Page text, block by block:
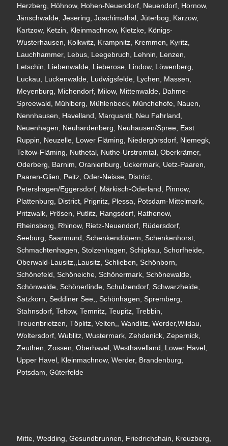
Herzberg, Höhnow, Hohen-Neuendorf, Neuendorf, Hornow,
Jänschwalde, Jesering, Joachimsthal, Jüterbog, Karzow,
Kartzow, Ketzin, Kleinmachnow, Kletzke, Königs-
Wusterhausen, Kolkwitz, Krampnitz, Kremmen, Kyritz,
Lauchhammer, Lebus, Leegebruch, Lehnin, Lenzen,
Letschin, Liebenwalde, Lieberose, Lindow, Löwenberg,
Luckau, Luckenwalde, Ludwigsfelde, Lychen, Massen,
Meyenburg, Michendorf, Milow, Mittenwalde, Dahme-
Spreewald, Mühlberg, Mühlenbeck, Münchehofe, Nauen,
Nennhausen, Havelland, Marquardt, Neu Fahrland,
Neuenhagen, Neuhardenberg, Neuhausen/Spree, East
Ruppin, Neuzelle, Lower Fläming, Niedergörsdorf, Niemegk,
Teltow-Fläming, Nuthetal, Nuthe-Urstromtal, Oberkrämer,
Oderberg, Barnim, Oranienburg, Uckermark, Uetz-Paaren,
Paaren-Glien, Peitz, Oder-Neisse, District,
Petershagen/Eggersdorf, Märkisch-Oderland, Pinnow,
Plattenburg, District, Prignitz, Plessa, Potsdam-Mittelmark,
Pritzwalk, Prösen, Putlitz, Rangsdorf, Rathenow,
Rheinsberg, Rhinow, Rietz-Neuendorf, Rüdersdorf,
Seeburg, Saarmund, Schenkendöbern, Schenkenhorst,
Schmachtenhagen, Stolzenhagen, Schipkau, Schorfheide,
Oberwald-Lausitz,,Lausitz, Schlieben, Schönborn,
Schönefeld, Schöneiche, Schönermark, Schönewalde,
Schönwalde, Schönerlinde, Schulzendorf, Schwarzheide,
Satzkorn, Seddiner See,, Schönhagen, Spremberg,
Stahnsdorf, Teltow, Temnitz, Teupitz, Trebbin,
Treuenbrietzen, Töplitz, Velten,, Wandlitz, Werder,Wildau,
Woltersdorf, Wublitz, Wustermark, Zehdenick, Zepernick,
Zeuthen, Zossen, Oberhavel, Westhavelland, Lower Havel,
Upper Havel, Kleinmachnow, Werder, Brandenburg,
Potsdam, Güterfelde
Mitte, Wedding, Gesundbrunnen, Friedrichshain, Kreuzberg,